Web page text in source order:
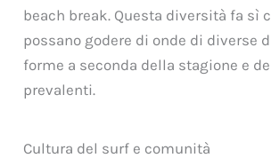
beach break. Questa diversità fa sì
possano godere di onde di diverse
forme a seconda della stagione e
prevalenti.
Cultura del surf e comunità